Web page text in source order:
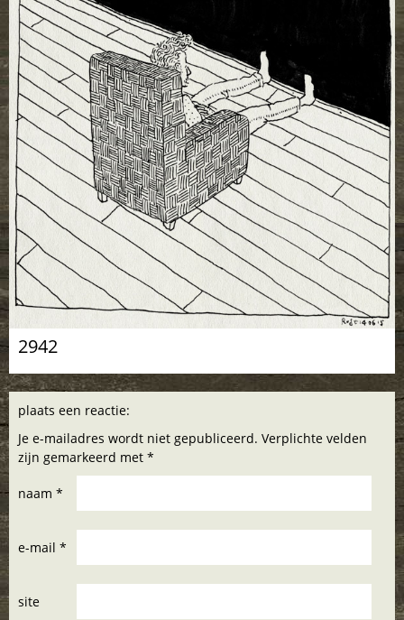
2942
plaats een reactie:
Je e-mailadres wordt niet gepubliceerd. Verplichte velden
zijn gemarkeerd met *
naam *
e-mail *
site